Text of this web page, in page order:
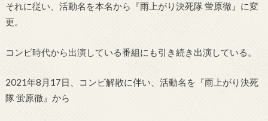
それに従い、活動名を本名から『雨上がり決死隊 蛍原徹』に変
更。
コンビ時代から出演している番組にも引き続き出演している。
2021年8月17日、コンビ解散に伴い、活動名を『雨上がり決死
隊 蛍原徹』から